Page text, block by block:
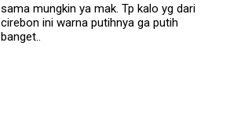
sama mungkin ya mak. Tp kalo yg dari
cirebon ini warna putihnya ga putih
banget..